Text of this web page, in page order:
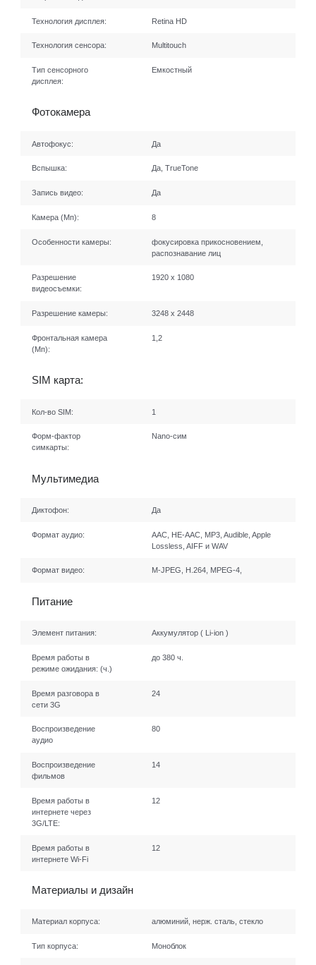
Технология дисплея: Retina HD
Технология сенсора: Multitouch
Тип сенсорного
дисплея:
Емкостный
Фотокамера
Автофокус: Да
Вспышка: Да, TrueTone
Запись видео: Да
Камера (Мп): 8
Особенности камеры:
фокусировка прикосновением,
распознавание лиц
Разрешение
видеосъемки:
1920 x 1080
Разрешение камеры: 3248 x 2448
Фронтальная камера
(Мп):
1,2
SIM карта:
Кол-во SIM: 1
Форм-фактор
симкарты:
Nano-сим
Мультимедиа
Диктофон: Да
Формат аудио:
AAC, HE-AAC, MP3, Audible, Apple
Lossless, AIFF и WAV
Формат видео: M-JPEG, H.264, MPEG-4,
Питание
Элемент питания: Аккумулятор ( Li-ion )
Время работы в
режиме ожидания: (ч.)
до 380 ч.
Время разговора в
сети 3G
24
Воспроизведение
аудио
80
Воспроизведение
фильмов
14
Время работы в
интернете через
3G/LTE:
12
Время работы в
интернете Wi-Fi
12
Материалы и дизайн
Материал корпуса: алюминий, нерж. сталь, стекло
Тип корпуса: Моноблок